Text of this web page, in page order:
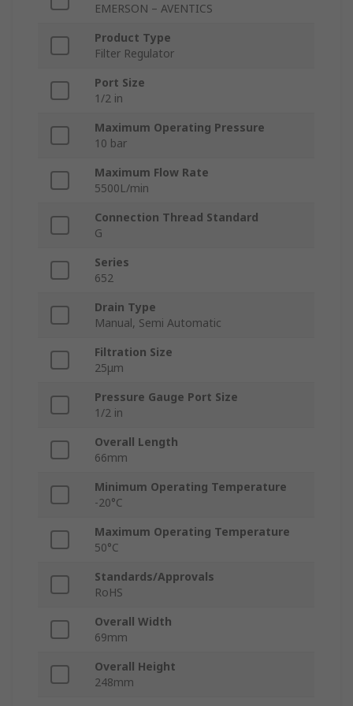
EMERSON – AVENTICS
Product Type
Filter Regulator
Port Size
1/2 in
Maximum Operating Pressure
10 bar
Maximum Flow Rate
5500L/min
Connection Thread Standard
G
Series
652
Drain Type
Manual, Semi Automatic
Filtration Size
25μm
Pressure Gauge Port Size
1/2 in
Overall Length
66mm
Minimum Operating Temperature
-20°C
Maximum Operating Temperature
50°C
Standards/Approvals
RoHS
Overall Width
69mm
Overall Height
248mm